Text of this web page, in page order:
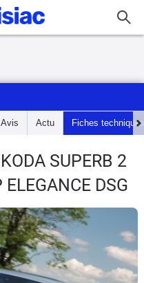
Avis Actu Fiches techniques
SUPERB 2
DSG